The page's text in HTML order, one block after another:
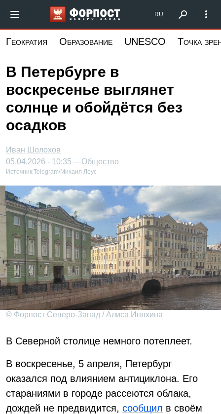
основному
Форпост Северо-Запад
RU
Геократия Образование UNESCO Точка
В Петербурге в
воскресенье выглянет
солнце и обойдётся без
осадков
Иван Шолохов
05.04.2026 - 10:35 —Общество
Источник:Telegram/Михаил Леус
© Форпост Северо-Запад / Алиса Иняхина
В Северной столице немного потеплеет.
В воскресенье, 5 апреля, Петербург
оказался под влиянием антициклона. Его
стараниями в городе рассеются облака,
дождей не предвидится, сообщил в своём